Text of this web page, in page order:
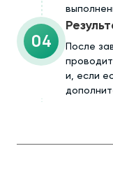
04
После
и, если